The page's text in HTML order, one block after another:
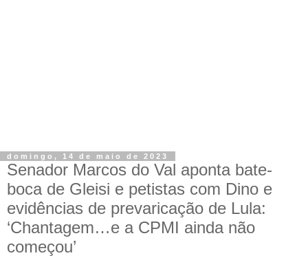
domingo, 14 de maio de 2023
Senador Marcos do Val aponta bate-
boca de Gleisi e petistas com Dino e
evidências de prevaricação de Lula:
‘Chantagem…e a CPMI ainda não
começou’